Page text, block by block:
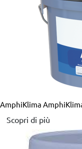
AmphiKlima
Scopri di più